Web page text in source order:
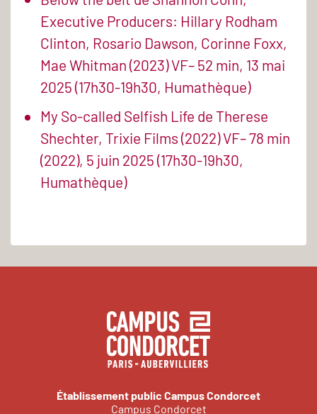
Executive Producers: Hillary Rodham
Clinton, Rosario Dawson, Corinne Foxx,
Mae Whitman (2023) VF– 52 min, 13 mai
2025 (17h30-19h30, Humathèque)
My So-called Selfish Life de Therese
Shechter, Trixie Films (2022) VF– 78 min
(2022), 5 juin 2025 (17h30-19h30,
Humathèque)
Établissement public Campus Condorcet
Campus Condorcet